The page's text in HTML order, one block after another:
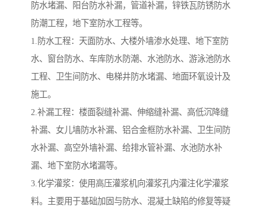
防水堵漏、阳台防水补漏，管道补漏，锌铁瓦防锈防水
防潮工程，地下室防水工程等。
1.防水工程：天面防水、大楼外墙渗水处理、地下室防
水、窗台防水、车库防水防潮、水池防水、游泳池防水
工程、卫生间防水、电梯井防水堵漏、地面环氧设计及
施工。
2.补漏工程：楼面裂缝补漏、伸缩缝补漏、高低沉降缝
补漏、女儿墙防水补漏、铝合金框防水补漏、卫生间防
水补漏、高空外墙补漏、给排水管补漏、水池防水补
漏、地下室防水堵漏等。
3.化学灌浆：使用高压灌浆机向灌浆孔内灌注化学灌浆
料。主要用于基础加固与防水、混凝土缺陷的修复等疑